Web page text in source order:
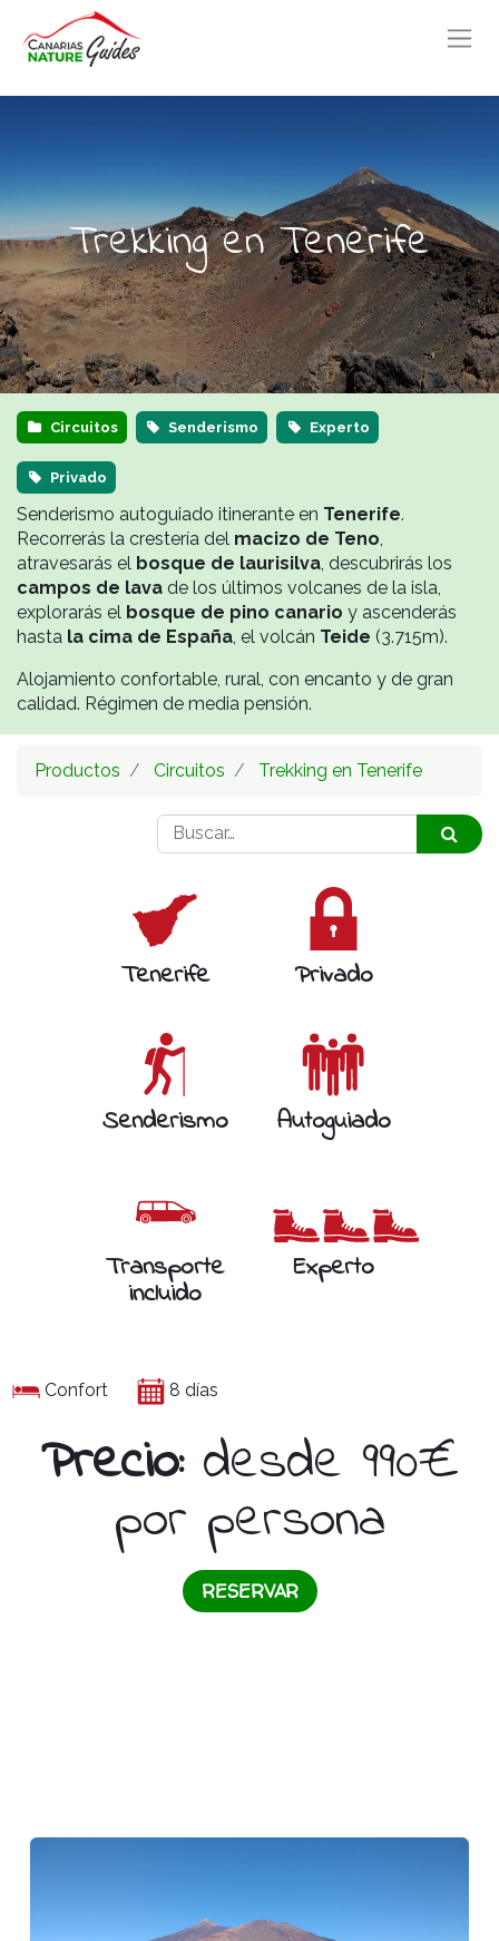
Trekking en Tenerife
Circuitos Senderismo Experto
Privado
Senderismo autoguiado itinerante en Tenerife.
Recorrerás la crestería del macizo de Teno,
atravesarás el bosque de laurisilva, descubrirás los
campos de lava de los últimos volcanes de la isla,
explorarás el bosque de pino canario y ascenderás
hasta la cima de España, el volcán Teide (3.715m).
Alojamiento confortable, rural, con encanto y de gran
calidad. Régimen de media pensión.
Productos Circuitos Trekking en Tenerife
Tenerife Privado
Senderismo Autoguiado
Transporte
incluido
Experto
Confort 8 días
Precio: desde 990€
por persona
RESERVAR